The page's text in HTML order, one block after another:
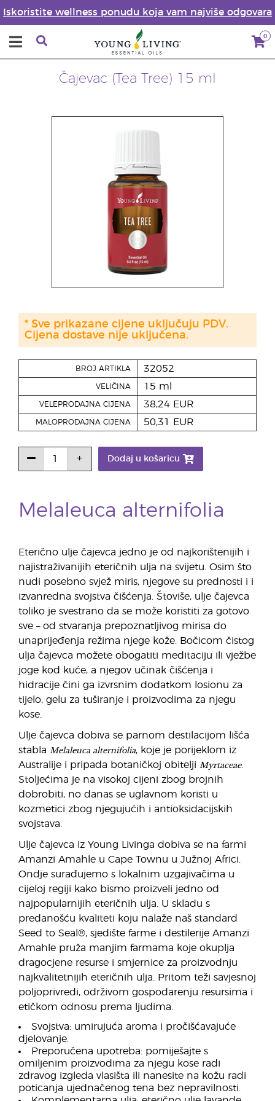
Iskoristite wellness ponudu koja vam najviše odgovara
0
Čajevac (Tea Tree) 15 ml
Melaleuca alternifolia
Eterično ulje čajevca jedno je od najkorištenijih i
najistraživanijih eteričnih ulja na svijetu. Osim što
nudi posebno svjež miris, njegove su prednosti i i
izvanredna svojstva čišćenja. Štoviše, ulje čajevca
toliko je svestrano da se može koristiti za gotovo
sve – od stvaranja prepoznatljivog mirisa do
unaprijeđenja režima njege kože. Bočicom čistog
ulja čajevca možete obogatiti meditaciju ili vježbe
joge kod kuće, a njegov učinak čišćenja i
hidracije čini ga izvrsnim dodatkom losionu za
tijelo, gelu za tuširanje i proizvodima za njegu
kose.
Ulje čajevca dobiva se parnom destilacijom lišća
stabla Melaleuca alternifolia, koje je porijeklom iz
Australije i pripada botaničkoj obitelji Myrtaceae.
Stoljećima je na visokoj cijeni zbog brojnih
dobrobiti, no danas se uglavnom koristi u
kozmetici zbog njegujućih i antioksidacijskih
svojstava.
Ulje čajevca iz Young Livinga dobiva se na farmi
Amanzi Amahle u Cape Townu u Južnoj Africi.
Ondje surađujemo s lokalnim uzgajivačima u
cijeloj regiji kako bismo proizveli jedno od
najpopularnijih eteričnih ulja. U skladu s
predanošću kvaliteti koju nalaže naš standard
Seed to Seal®, sjedište farme i destilerije Amanzi
Amahle pruža manjim farmama koje okuplja
dragocjene resurse i smjernice za proizvodnju
najkvalitetnijih eteričnih ulja. Pritom teži savjesnoj
poljoprivredi, održivom gospodarenju resursima i
etičkom odnosu prema ljudima.
Svojstva: umirujuća aroma i pročišćavajuće
djelovanje.
Preporučena upotreba: pomiješajte s
omiljenim proizvodima za njegu kose radi
zdravog izgleda vlasišta ili nanesite na kožu radi
poticanja ujednačenog tena bez nepravilnosti.
BROJ ARTIKLA 32052
VELIČINA 15 ml
VELEPRODAJNA CIJENA 38,24 EUR
MALOPRODAJNA CIJENA 50,31 EUR
Dodaj u košaricu
* Sve prikazane cijene uključuju PDV.
Cijena dostave nije uključena.